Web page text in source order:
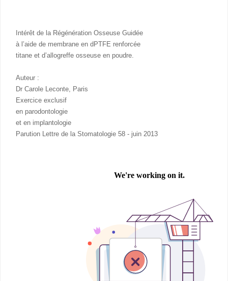
Intérêt de la Régénération Osseuse Guidée
à l’aide de membrane en dPTFE renforcée
titane et d’allogreffe osseuse en poudre.
Auteur :
Dr Carole Leconte, Paris
Exercice exclusif
en parodontologie
et en implantologie
Parution Lettre de la Stomatologie 58 - juin 2013